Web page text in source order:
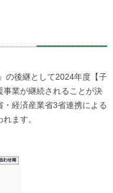
の後継として2024年度【子
業が継続されることが決
経済産業省3省連携による
ます。